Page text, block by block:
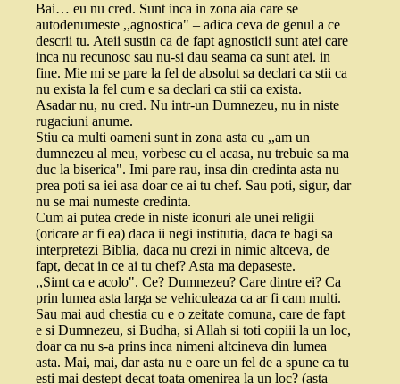
Bai… eu nu cred. Sunt inca in zona aia care se
autodenumeste ,,agnostica" – adica ceva de genul a ce
descrii tu. Ateii sustin ca de fapt agnosticii sunt atei care
inca nu recunosc sau nu-si dau seama ca sunt atei. in
fine. Mie mi se pare la fel de absolut sa declari ca stii ca
nu exista la fel cum e sa declari ca stii ca exista.
Asadar nu, nu cred. Nu intr-un Dumnezeu, nu in niste
rugaciuni anume.
Stiu ca multi oameni sunt in zona asta cu ,,am un
dumnezeu al meu, vorbesc cu el acasa, nu trebuie sa ma
duc la biserica". Imi pare rau, insa din credinta asta nu
prea poti sa iei asa doar ce ai tu chef. Sau poti, sigur, dar
nu se mai numeste credinta.
Cum ai putea crede in niste iconuri ale unei religii
(oricare ar fi ea) daca ii negi institutia, daca te bagi sa
interpretezi Biblia, daca nu crezi in nimic altceva, de
fapt, decat in ce ai tu chef? Asta ma depaseste.
,,Simt ca e acolo". Ce? Dumnezeu? Care dintre ei? Ca
prin lumea asta larga se vehiculeaza ca ar fi cam multi.
Sau mai aud chestia cu e o zeitate comuna, care de fapt
e si Dumnezeu, si Budha, si Allah si toti copiii la un loc,
doar ca nu s-a prins inca nimeni altcineva din lumea
asta. Mai, mai, dar asta nu e oare un fel de a spune ca tu
esti mai destept decat toata omenirea la un loc? (asta